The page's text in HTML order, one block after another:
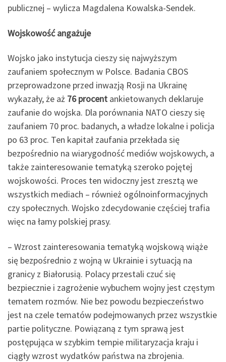
publicznej – wylicza Magdalena Kowalska-Sendek.
Wojskowość angażuje
Wojsko jako instytucja cieszy się najwyższym
zaufaniem społecznym w Polsce. Badania CBOS
przeprowadzone przed inwazją Rosji na Ukrainę
wykazały, że aż 76 procent ankietowanych deklaruje
zaufanie do wojska. Dla porównania NATO cieszy się
zaufaniem 70 proc. badanych, a władze lokalne i policja
po 63 proc. Ten kapitał zaufania przekłada się
bezpośrednio na wiarygodność mediów wojskowych, a
także zainteresowanie tematyką szeroko pojętej
wojskowości. Proces ten widoczny jest zresztą we
wszystkich mediach – również ogólnoinformacyjnych
czy społecznych. Wojsko zdecydowanie częściej trafia
więc na łamy polskiej prasy.
– Wzrost zainteresowania tematyką wojskową wiąże
się bezpośrednio z wojną w Ukrainie i sytuacją na
granicy z Białorusią. Polacy przestali czuć się
bezpiecznie i zagrożenie wybuchem wojny jest częstym
tematem rozmów. Nie bez powodu bezpieczeństwo
jest na czele tematów podejmowanych przez wszystkie
partie polityczne. Powiązaną z tym sprawą jest
postępująca w szybkim tempie militaryzacja kraju i
ciągły wzrost wydatków państwa na zbrojenia.